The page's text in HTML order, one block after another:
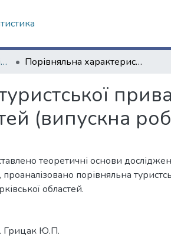
Наукові роботи студентів та аспірантів. Навчально-науковий інститут "Каразінський інститут міжнародних відносин та туристичного бізнесу" Порівняльна характеристика туристської привабливості Харківської та Сумської областей (випускна робота магістра)
(випускна
теоретичні основи
проаналізовано порівняльна
областей.
Грицак Ю.П.